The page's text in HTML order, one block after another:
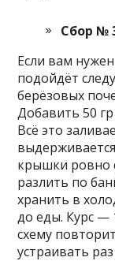
Сбор №
Если вам
подойдёт
берёзовых
Добавить 50
Всё это
крышки ровно
разлить по
хранить в
до еды. Курс —
схему
устраивать